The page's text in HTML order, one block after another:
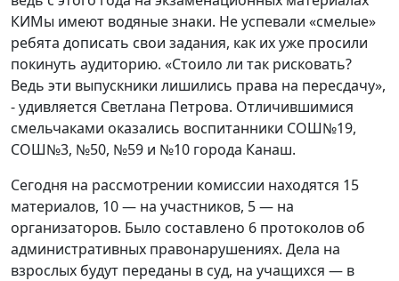
КИМы имеют водяные знаки. Не успевали «смелые»
ребята дописать свои задания, как их уже просили
покинуть аудиторию. «Стоило ли так рисковать?
Ведь эти выпускники лишились права на пересдачу»,
- удивляется Светлана Петрова. Отличившимися
смельчаками оказались воспитанники СОШ№19,
СОШ№3, №50, №59 и №10 города Канаш.
Сегодня на рассмотрении комиссии находятся 15
материалов, 10 — на участников, 5 — на
организаторов. Было составлено 6 протоколов об
административных правонарушениях. Дела на
взрослых будут переданы в суд, на учащихся — в